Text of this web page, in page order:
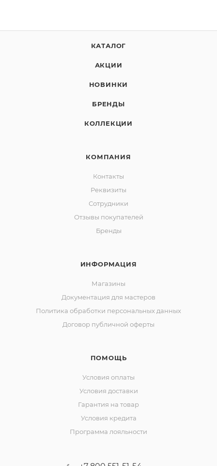
КАТАЛОГ
АКЦИИ
НОВИНКИ
БРЕНДЫ
КОЛЛЕКЦИИ
КОМПАНИЯ
Контакты
Реквизиты
Сотрудники
Отзывы покупателей
Бренды
ИНФОРМАЦИЯ
Магазины
Документация для мастеров
Политика обработки персональных данных
Договор публичной оферты
ПОМОЩЬ
Условия оплаты
Условия доставки
Гарантия на товар
Условия кредита
Программа лояльности